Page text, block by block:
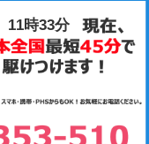
11時33分